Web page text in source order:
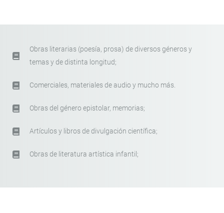
Obras literarias (poesía, prosa) de diversos géneros y
temas y de distinta longitud;
Comerciales, materiales de audio y mucho más.
Obras del género epistolar, memorias;
Artículos y libros de divulgación científica;
Obras de literatura artística infantil;